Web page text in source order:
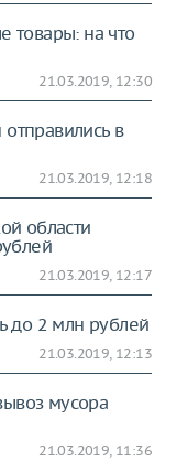
товары: на что
21.03.2019, 12:30
в
21.03.2019, 12:18
области
21.03.2019, 12:17
до 2 млн рублей
21.03.2019, 12:13
мусора
21.03.2019, 11:36